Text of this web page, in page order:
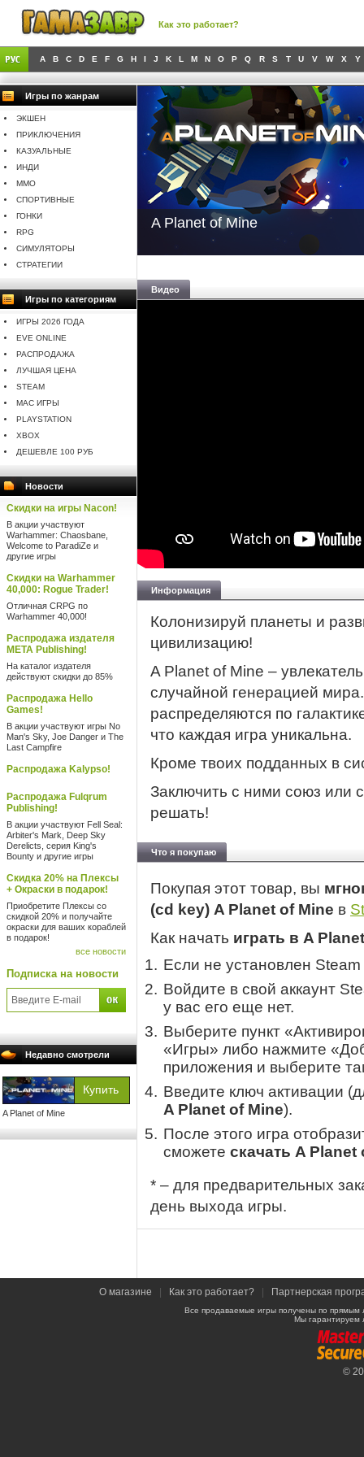
Как это работает?
A B C D E F G H I J K L M N O P Q R S T U V W X Y
Игры по жанрам
ЭКШЕН
ПРИКЛЮЧЕНИЯ
КАЗУАЛЬНЫЕ
ИНДИ
MMO
СПОРТИВНЫЕ
ГОНКИ
RPG
СИМУЛЯТОРЫ
СТРАТЕГИИ
Игры по категориям
ИГРЫ 2026 ГОДА
EVE ONLINE
РАСПРОДАЖА
ЛУЧШАЯ ЦЕНА
STEAM
MAC ИГРЫ
PLAYSTATION
XBOX
ДЕШЕВЛЕ 100 РУБ
Новости
Скидки на игры Nacon!
В акции участвуют
Warhammer: Chaosbane,
Welcome to ParadiZe и
другие игры
Скидки на Warhammer
40,000: Rogue Trader!
Отличная CRPG по
Warhammer 40,000!
Распродажа издателя
META Publishing!
На каталог издателя
действуют скидки до 85%
Распродажа Hello
Games!
В акции участвуют игры No
Man's Sky, Joe Danger и The
Last Campfire
Распродажа Kalypso!
Распродажа Fulqrum
Publishing!
В акции участвуют Fell Seal:
Arbiter's Mark, Deep Sky
Derelicts, серия King's
Bounty и другие игры
Скидка 20% на Плексы
+ Окраски в подарок!
Приобретите Плексы со
скидкой 20% и получайте
окраски для ваших кораблей
в подарок!
все новости
Подписка на новости
Недавно смотрели
A Planet of Mine
A Planet of Mine
Видео
Информация
Колонизируй планеты и
цивилизацию!
A Planet of Mine –
случайной генерацией
распределяются по
что каждая игра уникальна.
Кроме твоих подданных в
Заключить с ними союз или
решать!
Что я покупаю
Покупая этот товар, вы
(cd key) A Planet of Mine в
Как начать играть в A
Если не установлен
Войдите в свой аккаунт
у вас его еще нет.
Выберите пункт
«Игры» либо нажмите
приложения и выберите
Введите ключ активации
A Planet of Mine).
После этого игра
сможете скачать A Planet
* – для предварительных
день выхода игры.
О магазине Как это работает? Партнерская
Все продаваемые игры получены по
Мы гарантируем
©